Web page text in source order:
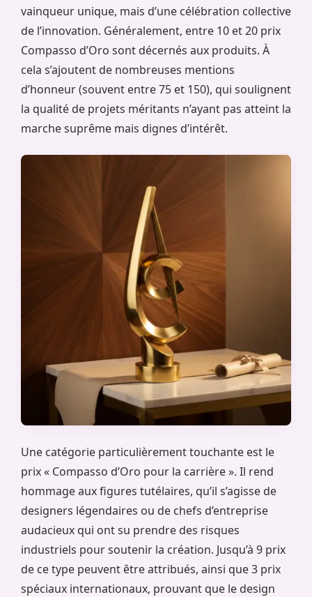
vainqueur unique, mais d’une célébration collective
de l’innovation. Généralement, entre 10 et 20 prix
Compasso d’Oro sont décernés aux produits. À
cela s’ajoutent de nombreuses mentions
d’honneur (souvent entre 75 et 150), qui soulignent
la qualité de projets méritants n’ayant pas atteint la
marche suprême mais dignes d’intérêt.
Une catégorie particulièrement touchante est le
prix « Compasso d’Oro pour la carrière ». Il rend
hommage aux figures tutélaires, qu’il s’agisse de
designers légendaires ou de chefs d’entreprise
audacieux qui ont su prendre des risques
industriels pour soutenir la création. Jusqu’à 9 prix
de ce type peuvent être attribués, ainsi que 3 prix
spéciaux internationaux, prouvant que le design